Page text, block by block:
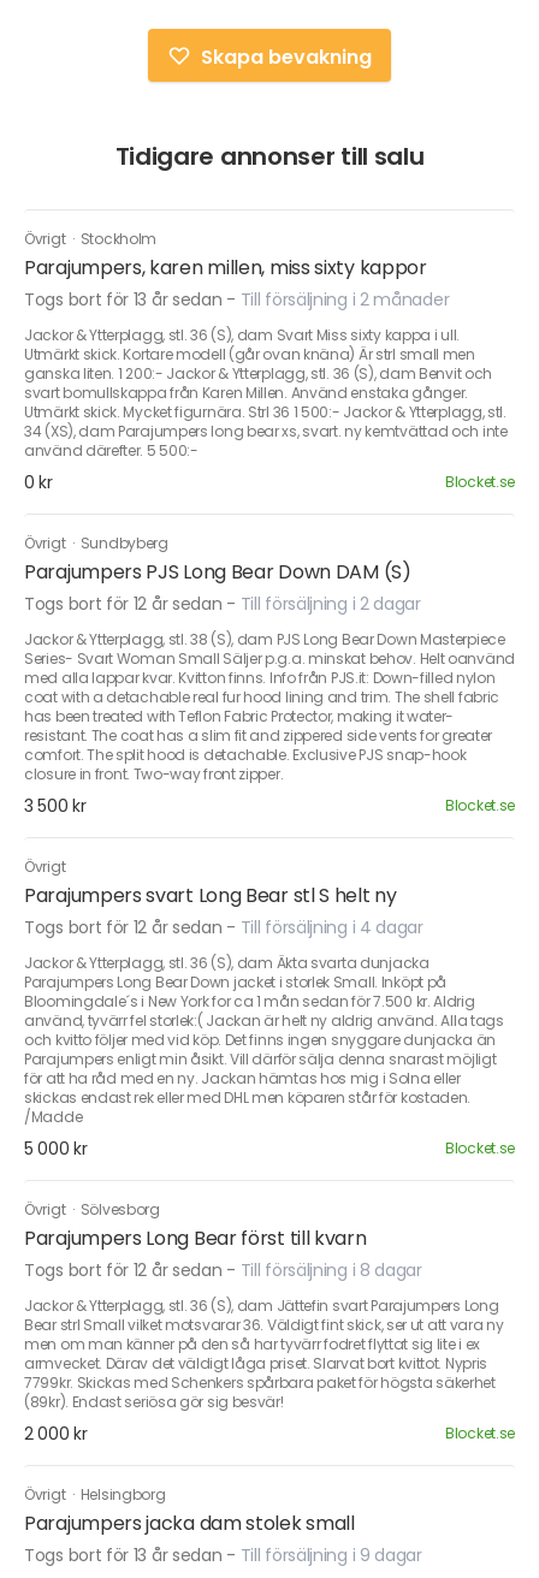
Skapa bevakning
Tidigare annonser till salu
Övrigt · Stockholm
Parajumpers, karen millen, miss sixty kappor
Togs bort för 13 år sedan - Till försäljning i 2 månader
Jackor & Ytterplagg, stl. 36 (S), dam Svart Miss sixty kappa i ull.
Utmärkt skick. Kortare modell (går ovan knäna) Är strl small men
ganska liten. 1 200:- Jackor & Ytterplagg, stl. 36 (S), dam Benvit och
svart bomullskappa från Karen Millen. Använd enstaka gånger.
Utmärkt skick. Mycket figurnära. Strl 36 1 500:- Jackor & Ytterplagg, stl.
34 (XS), dam Parajumpers long bear xs, svart. ny kemtvättad och inte
använd därefter. 5 500:-
0 kr Blocket.se
Övrigt · Sundbyberg
Parajumpers PJS Long Bear Down DAM (S)
Togs bort för 12 år sedan - Till försäljning i 2 dagar
Jackor & Ytterplagg, stl. 38 (S), dam PJS Long Bear Down Masterpiece
Series- Svart Woman Small Säljer p.g.a. minskat behov. Helt oanvänd
med alla lappar kvar. Kvitton finns. Info från PJS.it: Down-filled nylon
coat with a detachable real fur hood lining and trim. The shell fabric
has been treated with Teflon Fabric Protector, making it water-
resistant. The coat has a slim fit and zippered side vents for greater
comfort. The split hood is detachable. Exclusive PJS snap-hook
closure in front. Two-way front zipper.
3 500 kr Blocket.se
Övrigt
Parajumpers svart Long Bear stl S helt ny
Togs bort för 12 år sedan - Till försäljning i 4 dagar
Jackor & Ytterplagg, stl. 36 (S), dam Äkta svarta dunjacka
Parajumpers Long Bear Down jacket i storlek Small. Inköpt på
Bloomingdale´s i New York for ca 1 mån sedan för 7.500 kr. Aldrig
använd, tyvärr fel storlek:( Jackan är helt ny aldrig använd. Alla tags
och kvitto följer med vid köp. Det finns ingen snyggare dunjacka än
Parajumpers enligt min åsikt. Vill därför sälja denna snarast möjligt
för att ha råd med en ny. Jackan hämtas hos mig i Solna eller
skickas endast rek eller med DHL men köparen står för kostaden.
/Madde
5 000 kr Blocket.se
Övrigt · Sölvesborg
Parajumpers Long Bear först till kvarn
Togs bort för 12 år sedan - Till försäljning i 8 dagar
Jackor & Ytterplagg, stl. 36 (S), dam Jättefin svart Parajumpers Long
Bear strl Small vilket motsvarar 36. Väldigt fint skick, ser ut att vara ny
men om man känner på den så har tyvärr fodret flyttat sig lite i ex
armvecket. Därav det väldigt låga priset. Slarvat bort kvittot. Nypris
7799kr. Skickas med Schenkers spårbara paket för högsta säkerhet
(89kr). Endast seriösa gör sig besvär!
2 000 kr Blocket.se
Övrigt · Helsingborg
Parajumpers jacka dam stolek small
Togs bort för 13 år sedan - Till försäljning i 9 dagar